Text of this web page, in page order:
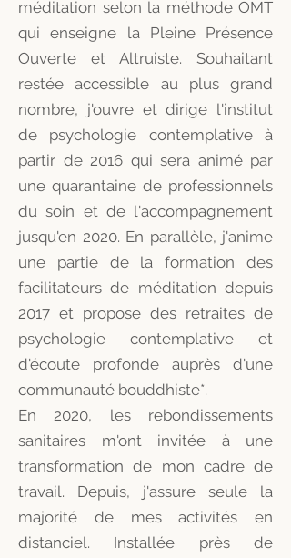
méditation selon la méthode OMT
qui enseigne la Pleine Présence
Ouverte et Altruiste. Souhaitant
restée accessible au plus grand
nombre, j'ouvre et dirige l'institut
de psychologie contemplative à
partir de 2016 qui sera animé par
une quarantaine de professionnels
du soin et de l'accompagnement
jusqu'en 2020. En parallèle, j'anime
une partie de la formation des
facilitateurs de méditation depuis
2017 et propose des retraites de
psychologie contemplative et
d'écoute profonde auprès d'une
communauté bouddhiste*.
En 2020, les rebondissements
sanitaires m'ont invitée à une
transformation de mon cadre de
travail. Depuis, j'assure seule la
majorité de mes activités en
distanciel. Installée près de